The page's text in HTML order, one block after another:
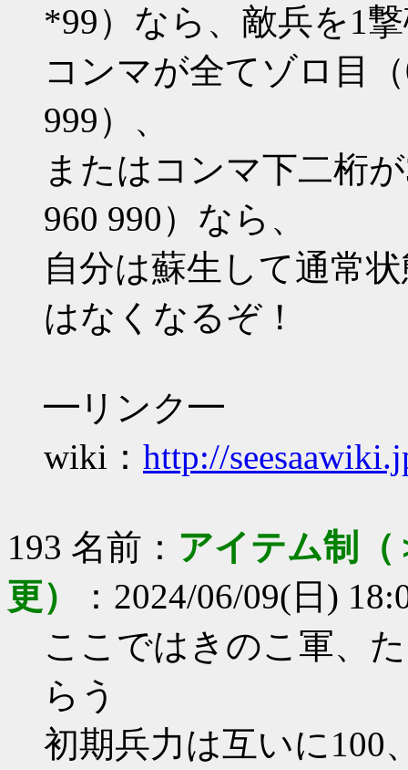
*99）なら、敵兵を1
コンマが全てゾロ目（
999）、
またはコンマ下二桁
960 990）なら、
自分は蘇生して通常
はなくなるぞ！
━リンク━
wiki： http://
193 名前： アイテム制（
更）
：2024/06/09(日)
ここではきのこ軍、
らう
初期兵力は互いに100